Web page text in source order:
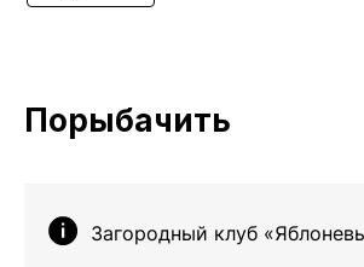
Порыбачить
Загородный клуб